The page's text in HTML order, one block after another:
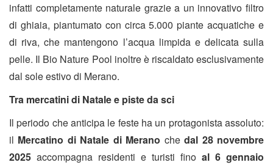
infatti completamente naturale grazie a un innovativo filtro
di ghiaia, piantumato con circa 5.000 piante acquatiche e
di riva, che mantengono l’acqua limpida e delicata sulla
pelle. Il Bio Nature Pool inoltre è riscaldato esclusivamente
dal sole estivo di Merano.
Tra mercatini di Natale e piste da sci
Il periodo che anticipa le feste ha un protagonista assoluto:
il Mercatino di Natale di Merano chedal 28 novembre
2025 accompagna residenti e turisti fino al 6 gennaio